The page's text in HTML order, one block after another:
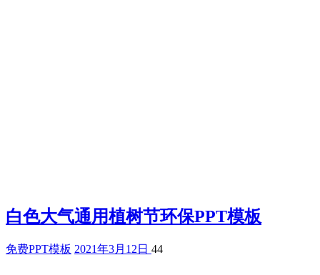
白色大气通用植树节环保PPT模板
免费PPT模板 2021年3月12日 44